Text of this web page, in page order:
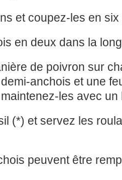
et coupez-les en
en deux dans la
de poivron sur
anchois et une
les avec un
(*) et servez les
peuvent être